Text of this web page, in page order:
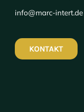
info@marc-intert.de
KONTAKT